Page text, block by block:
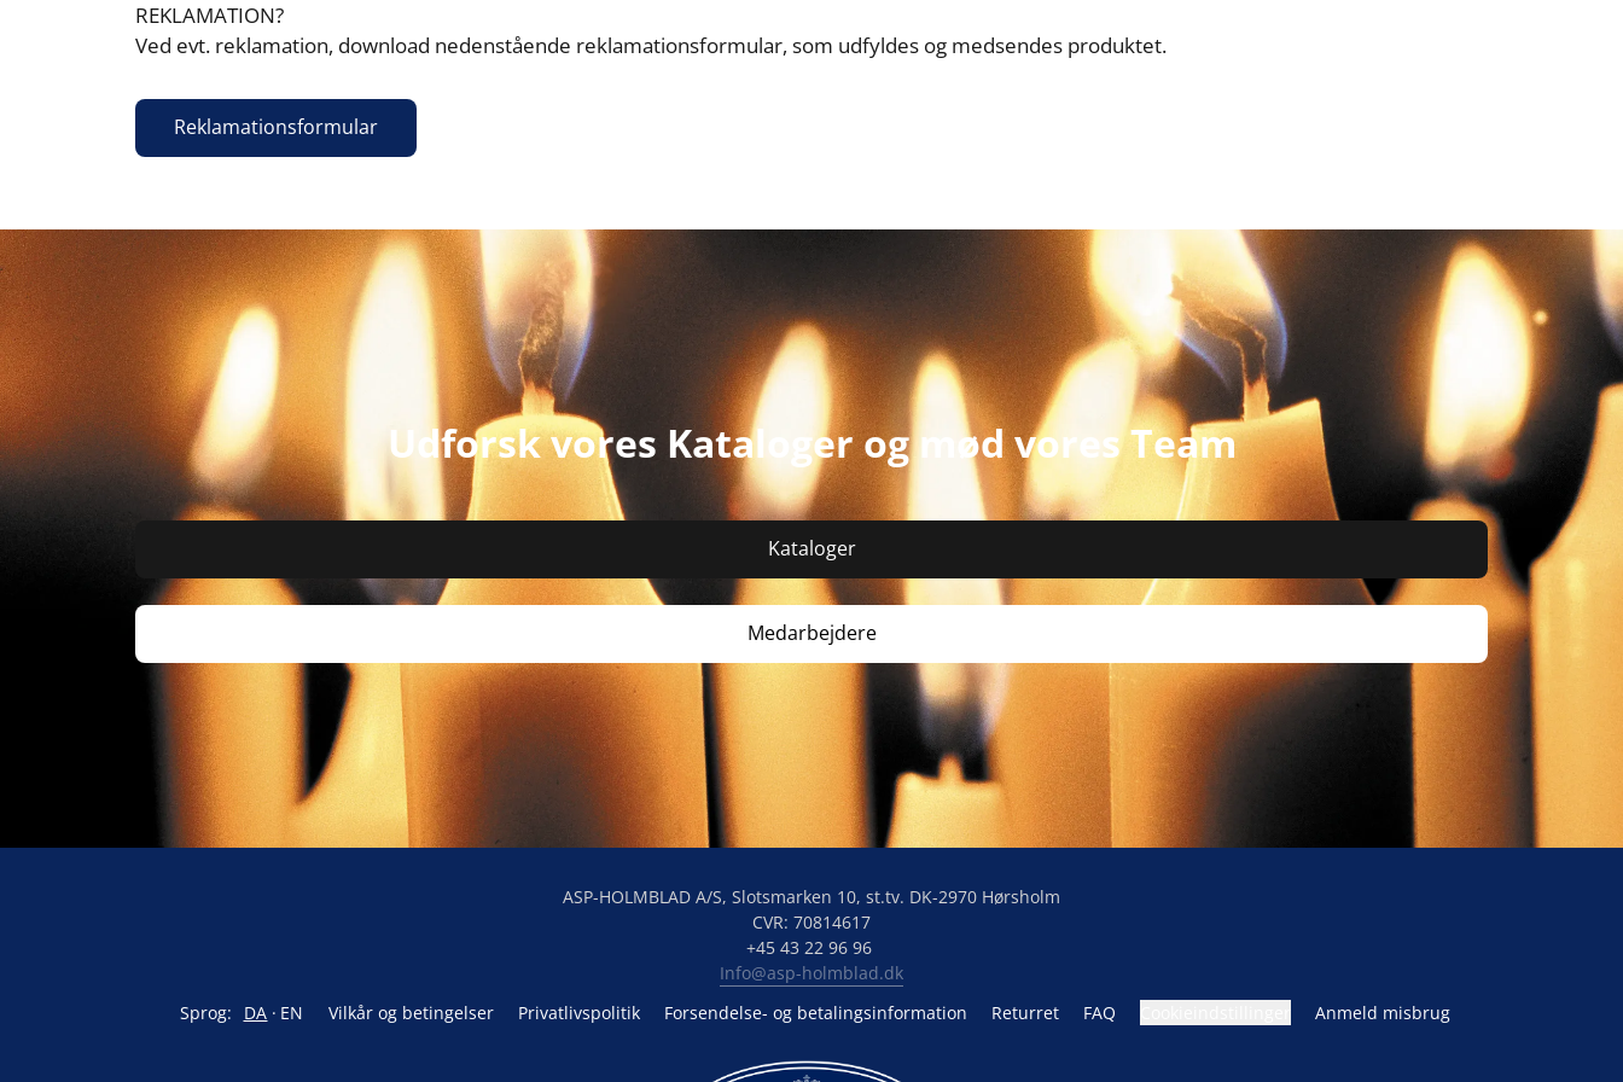
REKLAMATION?
Ved evt. reklamation, download nedenstående reklamationsformular, som udfyldes og medsendes produktet.
Reklamationsformular
Udforsk vores Kataloger og mød vores Team
Kataloger
Medarbejdere
ASP-HOLMBLAD A/S, Slotsmarken 10, st.tv. DK-2970 Hørsholm
CVR: 70814617
Info@asp-holmblad.dk
Sprog:
DA EN Vilkår og betingelser Privatlivspolitik Forsendelse- og betalingsinformation Returret FAQ Anmeld misbrug